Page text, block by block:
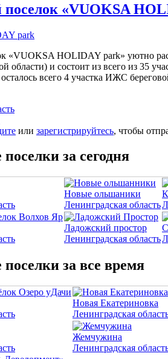
«VUOKSA
«VUOKSA HOLIDAY park» уютно
области) и состоит из всего из 35
всего 4 участка ИЖС
поселок «VUOKSA HOLIDAY
или зарегистрируйтесь, чтобы
за сегодня
Новые ольшаники
Ленинградская область
Ладожский простор
Ленинградская область
за все время
Новая Екатериновка
Ленинградская
Жемчужина
Ленинградская